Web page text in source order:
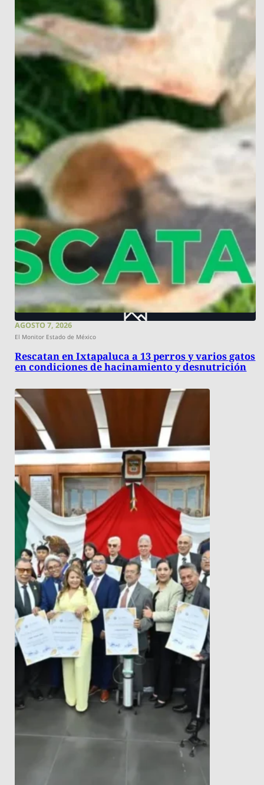
AGOSTO 7, 2026
El Monitor Estado de México
Rescatan en Ixtapaluca a 13 perros y varios gatos
en condiciones de hacinamiento y desnutrición